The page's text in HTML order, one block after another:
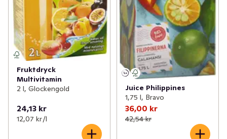
Fruktdryck
Multivitamin
2 l, Glockengold
24,13 kr
12,07 kr /l
Juice Philippines
1,75 l, Bravo
36,00 kr
42,54 kr